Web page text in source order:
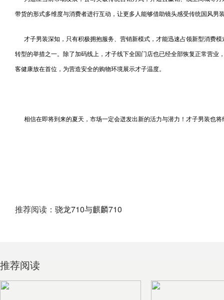
带货的形式多维度与消费者进行互动，让更多人能够借助镜头感受传统国风男
才子男装深知，只有积极拥抱服务、营销新模式，才能迅速占领新型消费
转型的举措之一。除了加码线上，才子线下全国门店也已经全部恢复正常营
客健康放在首位，为营造安全的购物环境展示才子温度。
相信在即将到来的夏天，市场一定会迸发出新的活力与潜力！才子男装也
推荐阅读： 骁龙710与麒麟710
推荐阅读